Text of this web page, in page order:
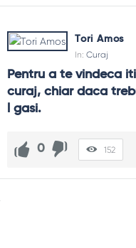
Tori Amos
In: Curaj
Pentru a te vindeca
curaj, chiar daca
l gasi.
0 152